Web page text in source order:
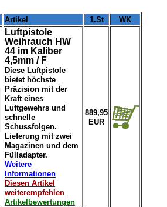
Artikel 1.St WK
Luftpistole
Weihrauch HW
44 im Kaliber
4,5mm / F
Diese Luftpistole
bietet höchste
Präzision mit der
Kraft eines
Luftgewehrs und
schnelle
Schussfolgen.
Lieferung mit zwei
Magazinen und dem
Fülladapter.
Weitere
Informationen
Diesen Artikel
weiterempfehlen
Artikelbewertungen
889,95
EUR